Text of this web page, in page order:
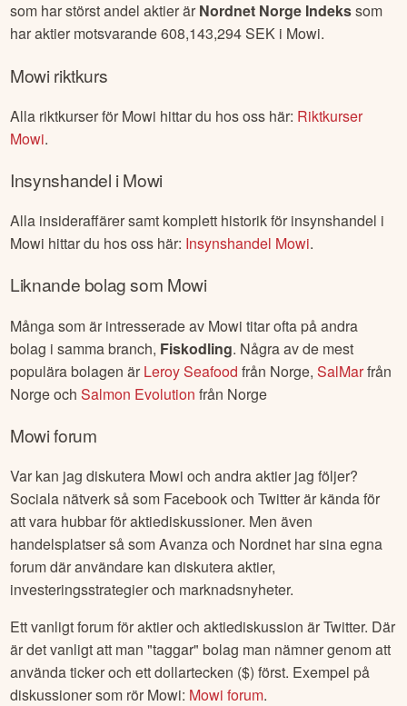
som har störst andel aktier är Nordnet Norge Indekssom
har aktier motsvarande608,143,294SEK i Mowi.
Mowiriktkurs
Alla riktkurser för Mowi hittar du hos oss här: Riktkurser
Mowi.
Insynshandel iMowi
Alla insideraffärer samt komplett historik för insynshandel i
Mowi hittar du hos oss här: Insynshandel Mowi.
Liknande bolag som Mowi
Många som är intresserade av Mowi titar ofta på andra
bolag i samma branch, Fiskodling. Några av de mest
populära bolagen är Leroy Seafood från Norge,SalMarfrån
NorgeochSalmon Evolution från Norge
Mowiforum
Var kan jag diskutera Mowi och andra aktier jag följer?
Sociala nätverk så som Facebook och Twitter är kända för
att vara hubbar för aktiediskussioner. Men även
handelsplatser så som Avanza och Nordnet har sina egna
forum där användare kan diskutera aktier,
investeringsstrategier och marknadsnyheter.
Ett vanligt forum för aktier och aktiediskussion är Twitter. Där
är det vanligt att man "taggar" bolag man nämner genom att
använda ticker och ett dollartecken ($) först. Exempel på
diskussioner som rör Mowi: Mowi forum.